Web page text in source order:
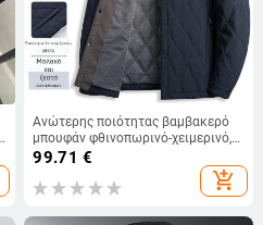
Ανώτερης ποιότητας βαμβακερό
μπουφάν φθινοπωρινό-χειμερινό,
με παχύτερο πέτο, ζεστό για
μεσήλικες και ηλικιωμένους
άνδρες
99.71 €
add_shopping_cart